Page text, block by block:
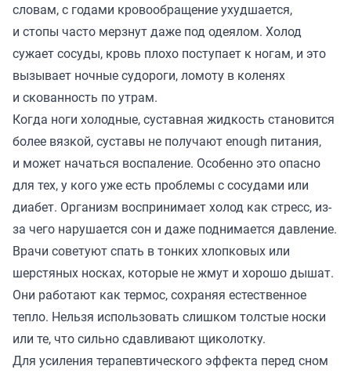
словам, с годами кровообращение ухудшается,
и стопы часто мерзнут даже под одеялом. Холод
сужает сосуды, кровь плохо поступает к ногам, и это
вызывает ночные судороги, ломоту в коленях
и скованность по утрам.
Когда ноги холодные, суставная жидкость становится
более вязкой, суставы не получают enough питания,
и может начаться воспаление. Особенно это опасно
для тех, у кого уже есть проблемы с сосудами или
диабет. Организм воспринимает холод как стресс, из-
за чего нарушается сон и даже поднимается давление.
Врачи советуют спать в тонких хлопковых или
шерстяных носках, которые не жмут и хорошо дышат.
Они работают как термос, сохраняя естественное
тепло. Нельзя использовать слишком толстые носки
или те, что сильно сдавливают щиколотку.
Для усиления терапевтического эффекта перед сном